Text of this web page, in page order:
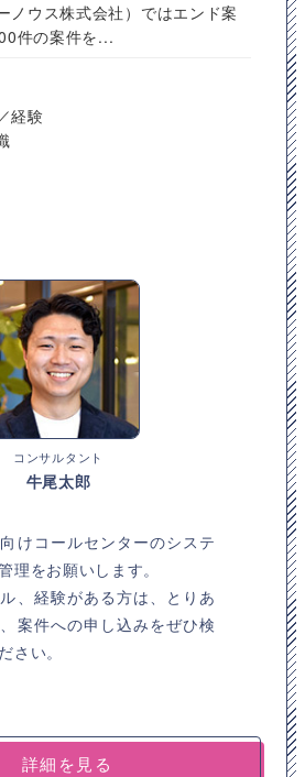
ノウス株式会社）ではエンド案
件の案件を...
経験
コンサルタント
牛尾太郎
けコールセンターのシステ
理をお願いします。
、経験がある方は、とりあ
案件への申し込みをぜひ検
さい。
詳細を見る